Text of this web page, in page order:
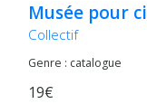
Musée pour
Collectif
Genre : catalogue
19€